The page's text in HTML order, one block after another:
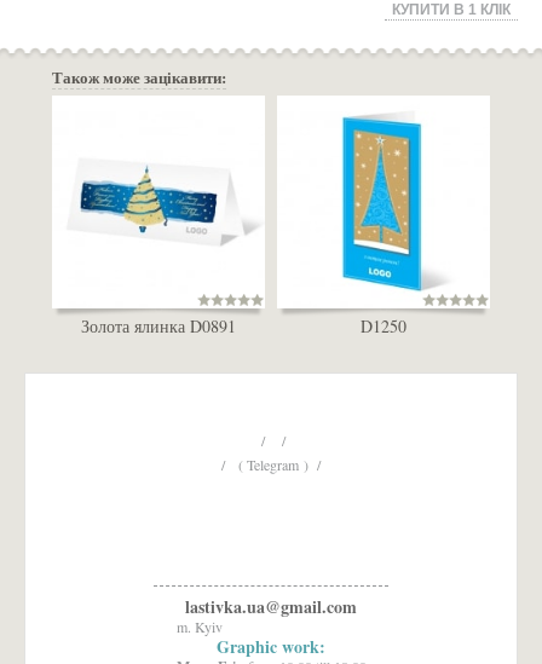
КУПИТИ В 1 КЛІК
Також може зацікавити:
Золота ялинка D0891 D1250
/ /
/ ( Telegram ) /
lastivka.ua@gmail.com
m. Kyiv
Graphic work: